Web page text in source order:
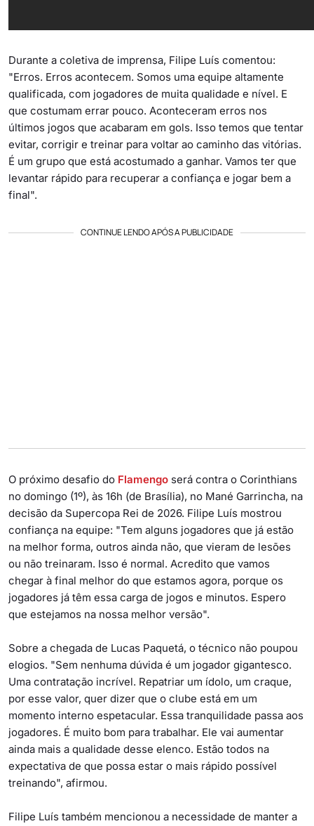
Durante a coletiva de imprensa, Filipe Luís comentou:
"Erros. Erros acontecem. Somos uma equipe altamente
qualificada, com jogadores de muita qualidade e nível. E
que costumam errar pouco. Aconteceram erros nos
últimos jogos que acabaram em gols. Isso temos que tentar
evitar, corrigir e treinar para voltar ao caminho das vitórias.
É um grupo que está acostumado a ganhar. Vamos ter que
levantar rápido para recuperar a confiança e jogar bem a
final".
CONTINUE LENDO APÓS A PUBLICIDADE
O próximo desafio do Flamengo será contra o Corinthians
no domingo (1º), às 16h (de Brasília), no Mané Garrincha, na
decisão da Supercopa Rei de 2026. Filipe Luís mostrou
confiança na equipe: "Tem alguns jogadores que já estão
na melhor forma, outros ainda não, que vieram de lesões
ou não treinaram. Isso é normal. Acredito que vamos
chegar à final melhor do que estamos agora, porque os
jogadores já têm essa carga de jogos e minutos. Espero
que estejamos na nossa melhor versão".
Sobre a chegada de Lucas Paquetá, o técnico não poupou
elogios. "Sem nenhuma dúvida é um jogador gigantesco.
Uma contratação incrível. Repatriar um ídolo, um craque,
por esse valor, quer dizer que o clube está em um
momento interno espetacular. Essa tranquilidade passa aos
jogadores. É muito bom para trabalhar. Ele vai aumentar
ainda mais a qualidade desse elenco. Estão todos na
expectativa de que possa estar o mais rápido possível
treinando", afirmou.
Filipe Luís também mencionou a necessidade de manter a